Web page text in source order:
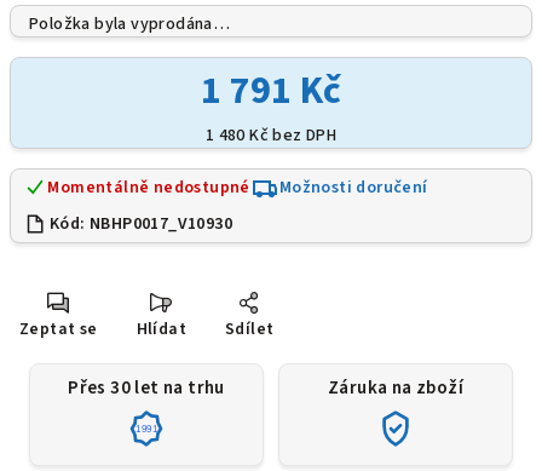
Položka byla vyprodána…
1 791 Kč
1 480 Kč bez DPH
Momentálně nedostupné
Možnosti doručení
Kód: NBHP0017_V10930
Zeptat se Hlídat Sdílet
Přes 30 let na trhu
1991
Záruka na zboží